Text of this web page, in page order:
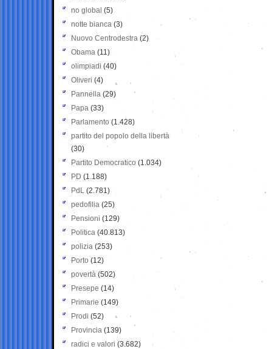
no global (5)
notte bianca (3)
Nuovo Centrodestra (2)
Obama (11)
olimpiadi (40)
Oliveri (4)
Pannella (29)
Papa (33)
Parlamento (1.428)
partito del popolo della libertà
(30)
Partito Democratico (1.034)
PD (1.188)
PdL (2.781)
pedofilia (25)
Pensioni (129)
Politica (40.813)
polizia (253)
Porto (12)
povertà (502)
Presepe (14)
Primarie (149)
Prodi (52)
Provincia (139)
radici e valori (3.682)